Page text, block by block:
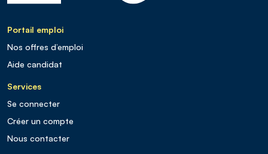
Portail emploi
Nos offres d’emploi
Aide candidat
Services
Se connecter
Créer un compte
Nous contacter